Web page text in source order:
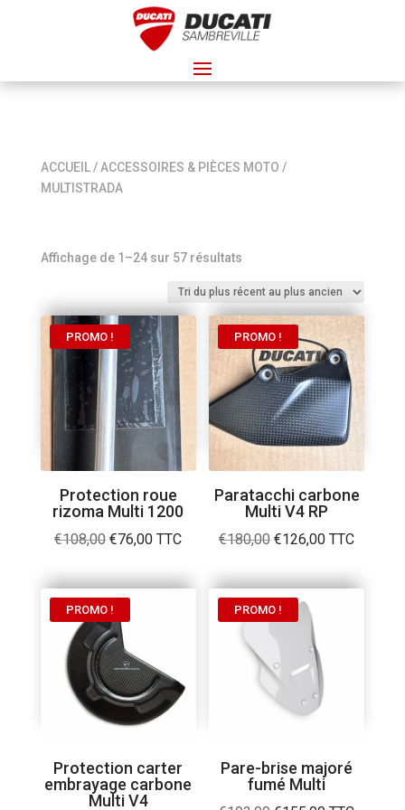
ACCUEIL/ ACCESSOIRES & PIÈCES MOTO /
MULTISTRADA
Affichage de 1–24 sur 57 résultatsTrié
plus
récent
au
plus
ancien
PROMO !
Protection roue
rizoma Multi 1200
€108,00Le
initial
était :
€108,00.
€76,00Le
actuel
TTC
PROMO !
Paratacchi carbone
Multi V4 RP
€180,00 Le
initial
était :
€180,00.
€126,00Le
actuel
TTC
PROMO !
Protection carter
embrayage carbone
Multi V4
PROMO !
Pare-brise majoré
fumé Multi